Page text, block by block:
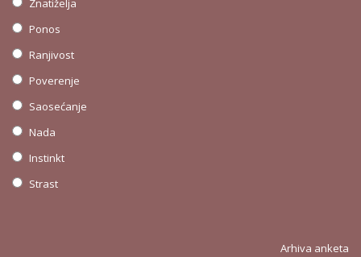
Znatiželja
Ponos
Ranjivost
Poverenje
Saosećanje
Nada
Instinkt
Strast
Arhiva anketa